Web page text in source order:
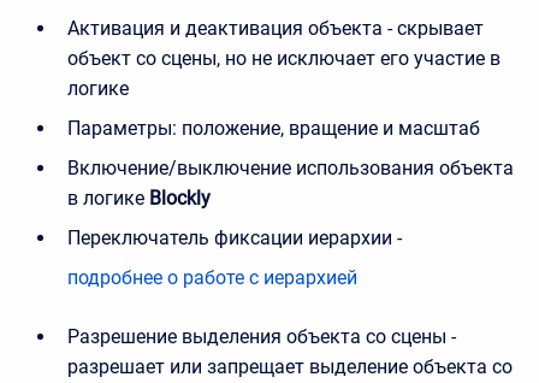
Активация и деактивация объекта - скрывает
объект со сцены, но не исключает его участие в
логике
Параметры: положение, вращение и масштаб
Включение/выключение использования объекта
в логике Blockly
Переключатель фиксации иерархии -
подробнее о работе с иерархией
Разрешение выделения объекта со сцены -
разрешает или запрещает выделение объекта со